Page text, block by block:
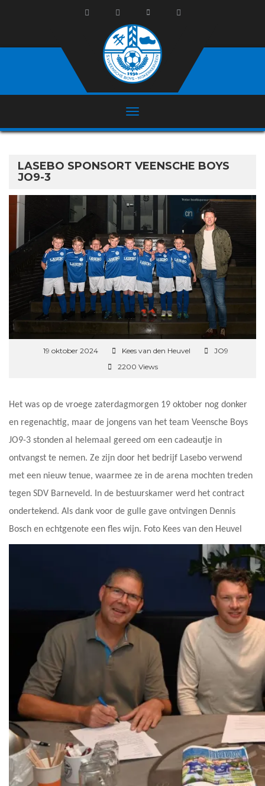
LASEBO SPONSORT VEENSCHE BOYS
JO9-3
19 oktober 2024 Kees van den Heuvel
JO9
2200 Views
Het was op de vroege zaterdagmorgen 19 oktober nog donker
en regenachtig, maar de jongens van het team Veensche Boys
JO9-3 stonden al helemaal gereed om een cadeautje in
ontvangst te nemen. Ze zijn door het bedrijf Lasebo verwend
met een nieuw tenue, waarmee ze in de arena mochten treden
tegen SDV Barneveld. In de bestuurskamer werd het contract
ondertekend. Als dank voor de gulle gave ontvingen Dennis
Bosch en echtgenote een fles wijn. Foto Kees van den Heuvel